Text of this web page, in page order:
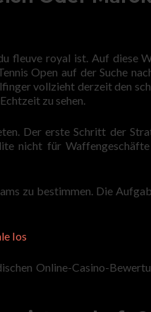
fleuve royal ist. Auf diese
Open auf der Suche
vollzieht derzeit den
zu sehen.
Der erste Schritt der
nicht für
zu bestimmen. Die
Ios
Online-Casino-